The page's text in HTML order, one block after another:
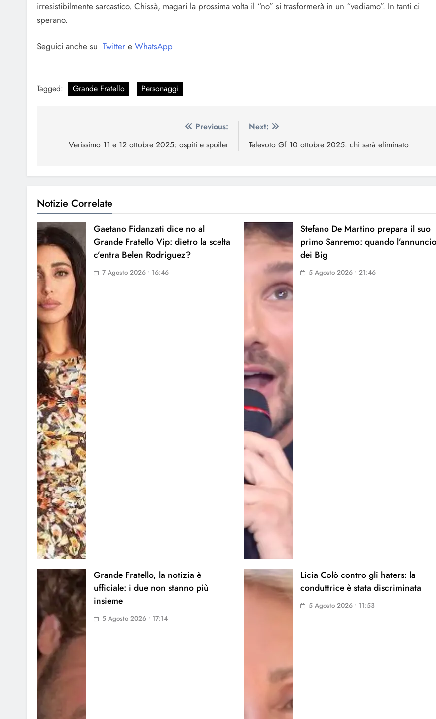
irresistibilmente sarcastico. Chissà, magari la prossima volta il “no” si trasformerà in un “vediamo”. In tanti ci
sperano.
Seguici anche su Twitter e WhatsApp
Tagged: Grande Fratello Personaggi
articoli
Previous:
Verissimo 11 e 12 ottobre 2025: ospiti e spoiler
Next:
Televoto Gf 10 ottobre 2025: chi sarà eliminato
Notizie Correlate
Gaetano Fidanzati dice no al
Grande Fratello Vip: dietro la scelta
c’entra Belen Rodriguez?
7 Agosto 2026 • 16:46
Stefano De Martino prepara il suo
primo Sanremo: quando l’annuncio
dei Big
5 Agosto 2026 • 21:46
Grande Fratello, la notizia è
ufficiale: i due non stanno più
insieme
5 Agosto 2026 • 17:14
Licia Colò contro gli haters: la
conduttrice è stata discriminata
5 Agosto 2026 • 11:53